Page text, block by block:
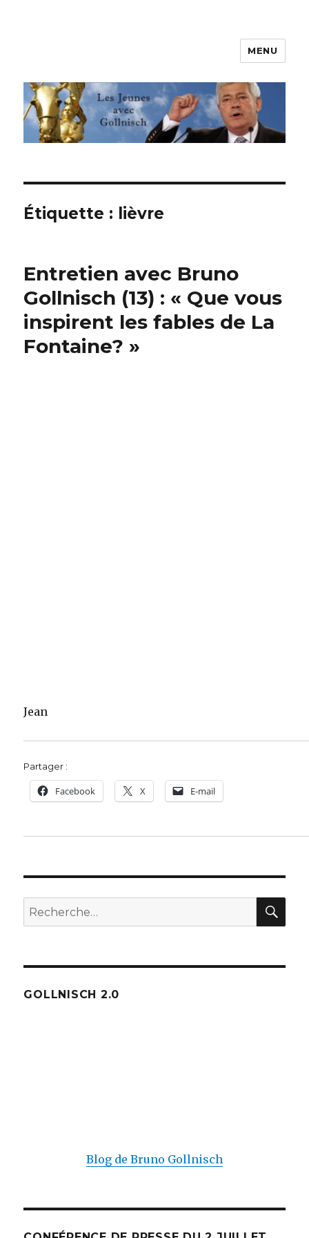
Les jeunes avec Gollnisch
MENU
Étiquette : lièvre
Entretien avec Bruno
Gollnisch (13) : « Que vous
inspirent les fables de La
Fontaine? »
Jean
Partager :
Facebook X E-mail
Recherche
pour :
GOLLNISCH 2.0
Blog de Bruno Gollnisch